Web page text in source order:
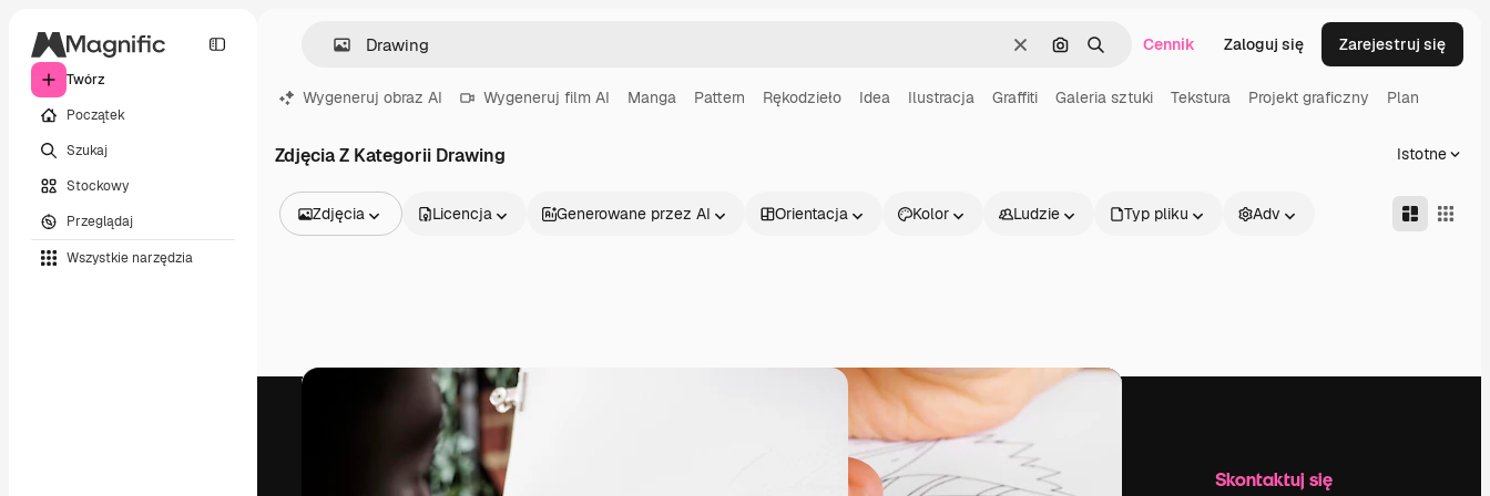
Twórz
Początek
Szukaj
Stockowy
Przeglądaj
Wszystkie narzędzia
WyczyśćSzukaj według obrazu
SzukajCennik Zaloguj się Zarejestruj się
Wygeneruj obraz AI Wygeneruj film AI Manga Pattern Rękodzieło Idea Ilustracja Graffiti Galeria sztuki Tekstura Projekt graficzny Plan
Zdjęcia Z Kategorii Drawing Istotne
Zdjęcia
Filmy
Licencja Generowane przez AI Orientacja Kolor Ludzie Typ pliku Adv
Zacznij Firma Skontaktuj się